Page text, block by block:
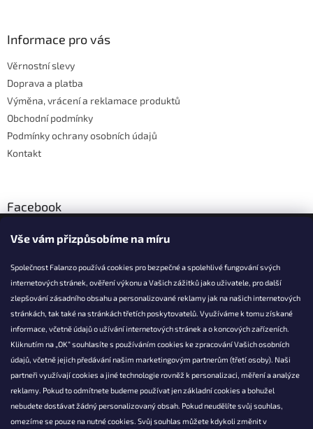
Vše vám přizpůsobíme na míru
Společnost Falanzo používá cookies pro bezpečné a spolehlivé fungování svých
internetových stránek, ověření výkonu a Vašich zážitků jako uživatele, pro další
zlepšování zásadního obsahu a personalizované reklamy jak na našich internetových
stránkách, tak také na stránkách třetích poskytovatelů. Využíváme k tomu získané
informace, včetně údajů o užívání internetových stránek a o koncových zařízeních.
Kliknutím na „OK“ souhlasíte s používáním cookies ke zpracování Vašich osobních
údajů, včetně jejich předávání našim marketingovým partnerům (třetí osoby). Naši
partneři využívají cookies a jiné technologie rovněž k personalizaci, měření a analýze
reklamy. Pokud to odmítnete budeme používat jen základní cookies a bohužel
nebudete dostávat žádný personalizovaný obsah. Pokud neudělíte svůj souhlas,
omezíme se pouze na nutné cookies. Svůj souhlas můžete kdykoli změnit v
Informace pro vás
Věrnostní slevy
Doprava a platba
Výměna, vrácení a reklamace produktů
Obchodní podmínky
Podmínky ochrany osobních údajů
Kontakt
Facebook
KONTAKT
info@falanzo.cz
Falanzo.cz
FalanzoCZ